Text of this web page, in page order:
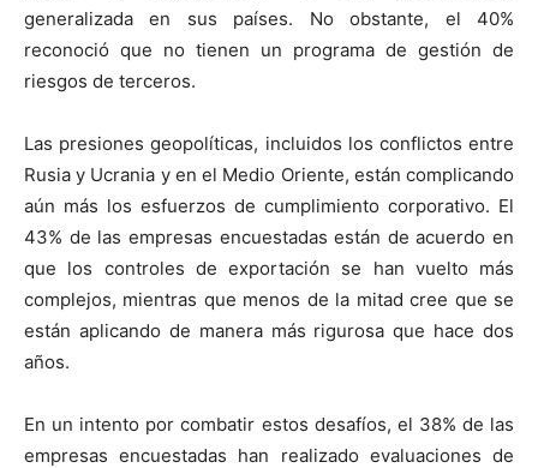
generalizada en sus países. No obstante, el 40%
reconoció que no tienen un programa de gestión de
riesgos de terceros.
Las presiones geopolíticas, incluidos los conflictos entre
Rusia y Ucrania y en el Medio Oriente, están complicando
aún más los esfuerzos de cumplimiento corporativo. El
43% de las empresas encuestadas están de acuerdo en
que los controles de exportación se han vuelto más
complejos, mientras que menos de la mitad cree que se
están aplicando de manera más rigurosa que hace dos
años.
En un intento por combatir estos desafíos, el 38% de las
empresas encuestadas han realizado evaluaciones de